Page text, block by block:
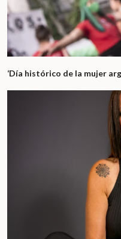
‘Día histórico de la mujer